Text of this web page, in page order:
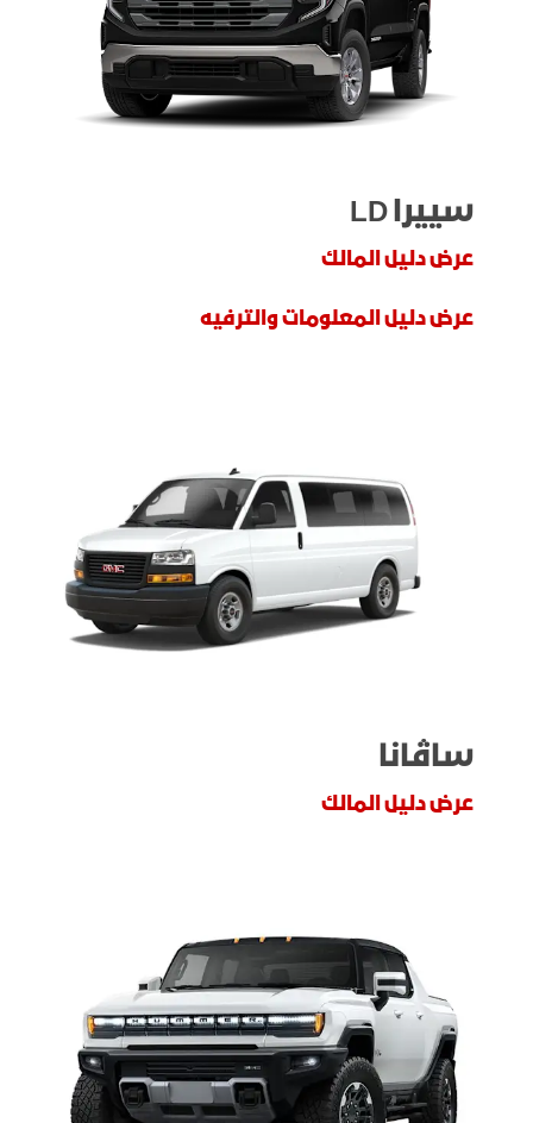
سييرا LD
عرض دليل المالك
عرض دليل المعلومات والترفيه
ساڤانا
عرض دليل المالك